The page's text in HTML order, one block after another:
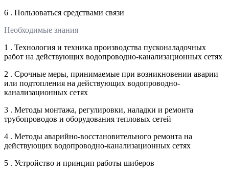
6 . Пользоваться средствами связи
Необходимые знания
1 . Технология и техника производства пусконаладочных
работ на действующих водопроводно-канализационных сетях
2 . Срочные меры, принимаемые при возникновении аварии
или подтопления на действующих водопроводно-
канализационных сетях
3 . Методы монтажа, регулировки, наладки и ремонта
трубопроводов и оборудования тепловых сетей
4 . Методы аварийно-восстановительного ремонта на
действующих водопроводно-канализационных сетях
5 . Устройство и принцип работы шиберов